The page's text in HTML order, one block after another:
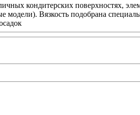
кондитерских поверхностях,
Вязкость подобрана